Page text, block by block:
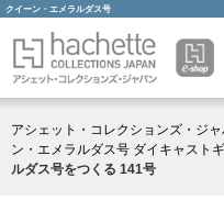
クイーン・エメラルダス号
アシェット・コレクションズ・ジ
ン・エメラルダス号 ダイキャスト
ルダス号をつくる 141号